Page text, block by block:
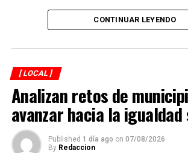
CONTINUAR LEYENDO
[ LOCAL ]
Analizan retos de
avanzar hacia la
Published 1 día ago on 07/08/2026
By Redaccion